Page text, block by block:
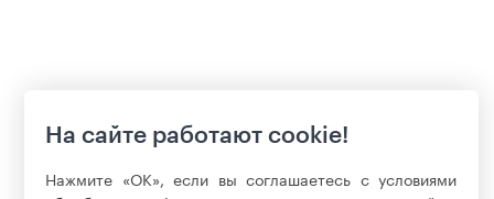
На сайте работают cookie!
Нажмите «ОК», если вы соглашаетесь с условиями